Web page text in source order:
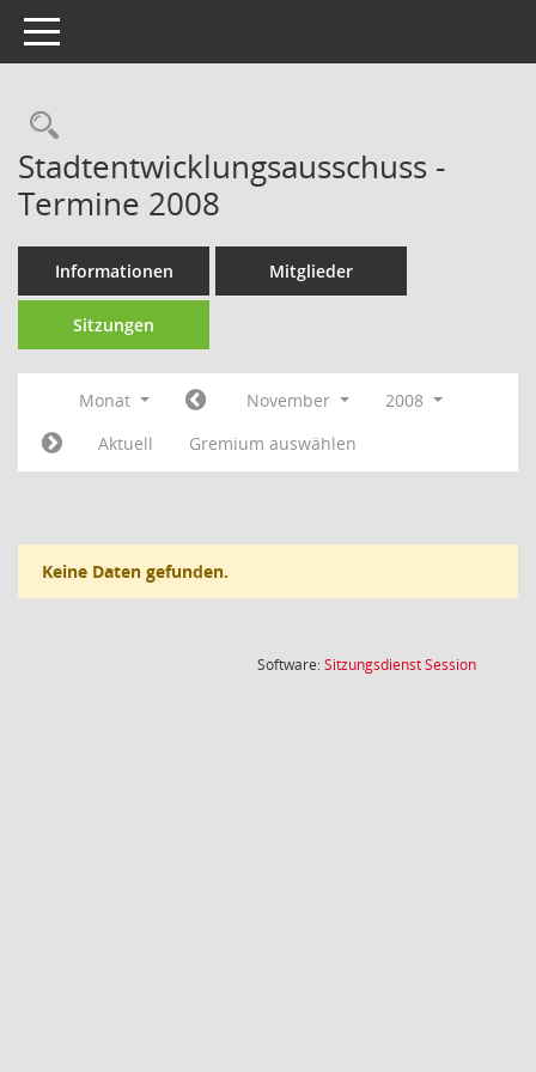
Toggle navigation
Rechercheauswahl
Stadtentwicklungsausschuss -
Termine 2008
Informationen Mitglieder
Sitzungen
Monat November
2008
Aktuell
Gremium auswählen
Keine Daten gefunden.
Software:SitzungsdienstSession(Wird in